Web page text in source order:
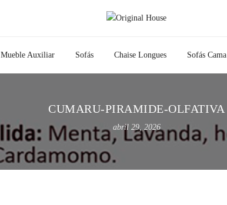
Mueble Auxiliar Sofás Chaise Longues Sofás Cama
CUMARU-PIRAMIDE-OLFATIVA
abril 29, 2026